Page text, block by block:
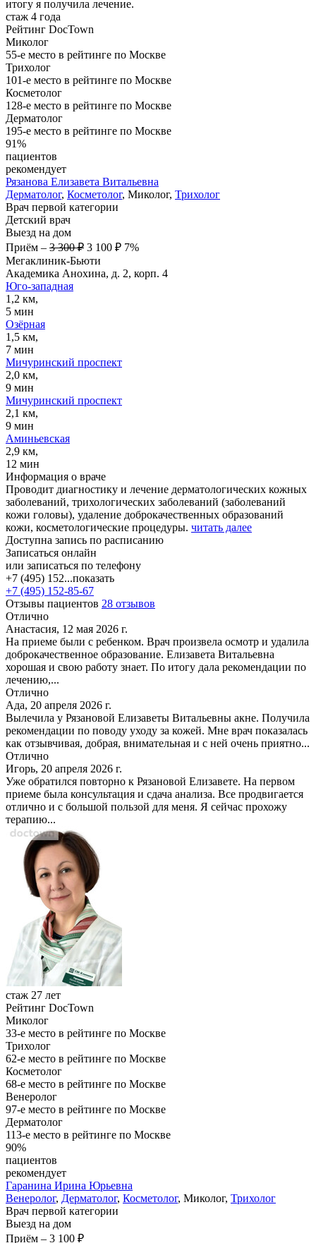
итогу я получила лечение.
стаж 4 года
Рейтинг DocTown
Миколог
55-е место в рейтинге по Москве
Трихолог
101-е место в рейтинге по Москве
Косметолог
128-е место в рейтинге по Москве
Дерматолог
195-е место в рейтинге по Москве
91%
пациентов
рекомендует
Рязанова Елизавета Витальевна
Дерматолог, Косметолог, Миколог, Трихолог
Врач первой категории
Детский врач
Выезд на дом
Приём – 3 300 ₽ 3 100 ₽ 7%
Мегаклиник-Бьюти
Академика Анохина, д. 2, корп. 4
Юго-западная
1,2 км,
5 мин
Озёрная
1,5 км,
7 мин
Мичуринский проспект
2,0 км,
9 мин
Мичуринский проспект
2,1 км,
9 мин
Аминьевская
2,9 км,
12 мин
Информация о враче
Проводит диагностику и лечение дерматологических кожных
заболеваний, трихологических заболеваний (заболеваний
кожи головы), удаление доброкачественных образований
кожи, косметологические процедуры. читать далее
Доступна запись по расписанию
Записаться онлайн
или записаться по телефону
+7 (495) 152...показать
+7 (495) 152-85-67
Отзывы пациентов 28 отзывов
Отлично
Анастасия, 12 мая 2026 г.
На приеме были с ребенком. Врач произвела осмотр и удалила
доброкачественное образование. Елизавета Витальевна
хорошая и свою работу знает. По итогу дала рекомендации по
лечению,...
Отлично
Ада, 20 апреля 2026 г.
Вылечила у Рязановой Елизаветы Витальевны акне. Получила
рекомендации по поводу уходу за кожей. Мне врач показалась
как отзывчивая, добрая, внимательная и с ней очень приятно...
Отлично
Игорь, 20 апреля 2026 г.
Уже обратился повторно к Рязановой Елизавете. На первом
приеме была консультация и сдача анализа. Все продвигается
отлично и с большой пользой для меня. Я сейчас прохожу
терапию...
стаж 27 лет
Рейтинг DocTown
Миколог
33-е место в рейтинге по Москве
Трихолог
62-е место в рейтинге по Москве
Косметолог
68-е место в рейтинге по Москве
Венеролог
97-е место в рейтинге по Москве
Дерматолог
113-е место в рейтинге по Москве
90%
пациентов
рекомендует
Гаранина Ирина Юрьевна
Венеролог, Дерматолог, Косметолог, Миколог, Трихолог
Врач первой категории
Выезд на дом
Приём – 3 100 ₽